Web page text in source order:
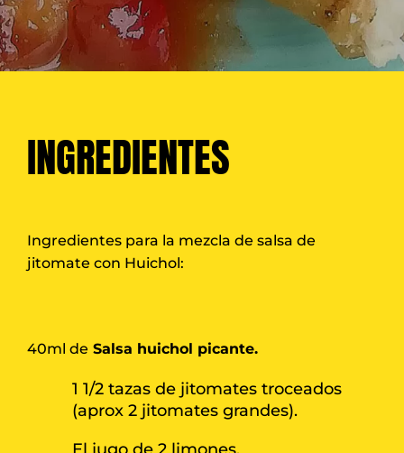
INGREDIENTES
Ingredientes para la mezcla de salsa de
jitomate con Huichol:
40ml de Salsa huichol picante.
1 1/2 tazas de jitomates troceados
(aprox 2 jitomates grandes).